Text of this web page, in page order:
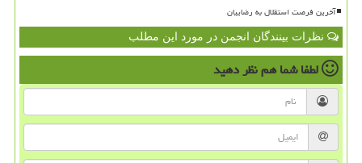
آخرین فرصت استقلال به رضاییان
نظرات بینندگان انجمن در مورد این مطلب
لطفا شما همنظر دهید